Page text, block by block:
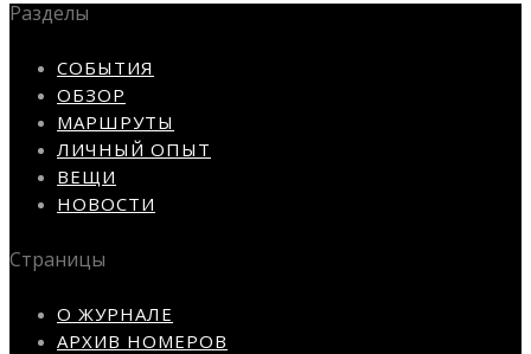
Разделы
СОБЫТИЯ
ОБЗОР
МАРШРУТЫ
ЛИЧНЫЙ ОПЫТ
ВЕЩИ
НОВОСТИ
Страницы
О ЖУРНАЛЕ
АРХИВ НОМЕРОВ